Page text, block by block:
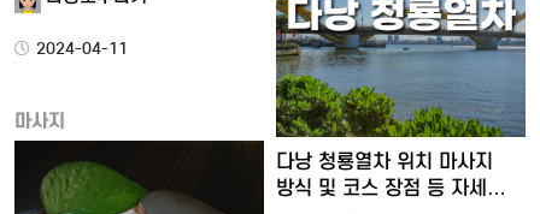
2024-04-11
다낭 청룡열차 위치 마사지
방식 및 코스 장점 등 자세…
마사지